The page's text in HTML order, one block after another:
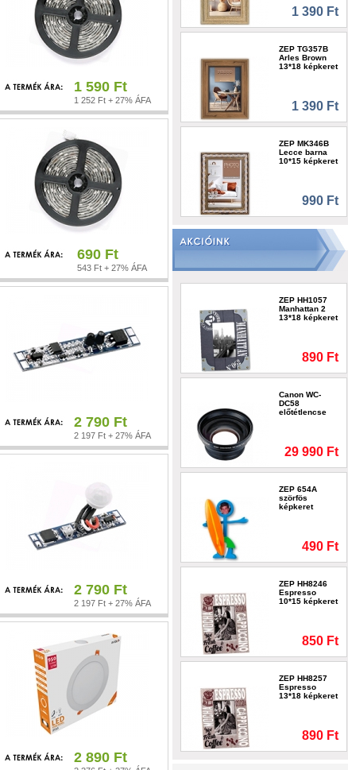
1 590 Ft
1 252 Ft + 27% ÁFA
690 Ft
543 Ft + 27% ÁFA
2 790 Ft
2 197 Ft + 27% ÁFA
2 790 Ft
2 197 Ft + 27% ÁFA
2 890 Ft
1 390 Ft
ZEP TG357B
Arles Brown
13*18 képkeret
1 390 Ft
ZEP MK346B
Lecce barna
10*15 képkeret
990 Ft
ZEP HH1057
Manhattan 2
13*18 képkeret
890 Ft
Canon WC-
DC58
előtétlencse
29 990 Ft
ZEP 654A
szörfös
képkeret
490 Ft
ZEP HH8246
Espresso
10*15 képkeret
850 Ft
ZEP HH8257
Espresso
13*18 képkeret
890 Ft